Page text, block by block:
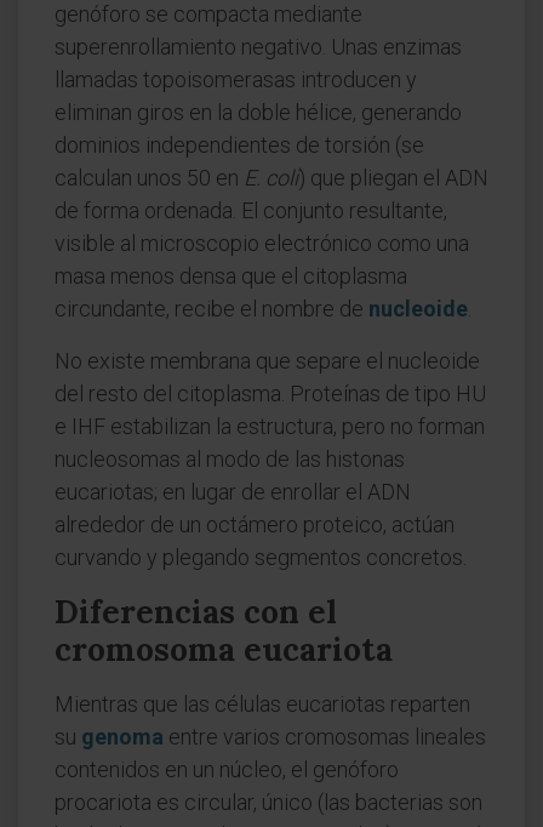
genóforo se compacta mediante
superenrollamiento negativo. Unas enzimas
llamadas topoisomerasas introducen y
eliminan giros en la doble hélice, generando
dominios independientes de torsión (se
calculan unos 50 en E. coli) que pliegan el ADN
de forma ordenada. El conjunto resultante,
visible al microscopio electrónico como una
masa menos densa que el citoplasma
circundante, recibe el nombre de nucleoide
No existe membrana que separe el nucleoide
del resto del citoplasma. Proteínas de tipo HU
e IHF estabilizan la estructura, pero no forman
nucleosomas al modo de las histonas
eucariotas; en lugar de enrollar el ADN
alrededor de un octámero proteico, actúan
curvando y plegando segmentos concretos.
Diferencias con el
cromosoma eucariota
Mientras que las células eucariotas reparten
su genoma entre varios cromosomas lineales
contenidos en un núcleo, el genóforo
procariota es circular, único (las bacterias son